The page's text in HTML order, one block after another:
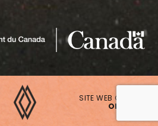
SITE WEB CRÉÉ PAR
ONAKI.CA